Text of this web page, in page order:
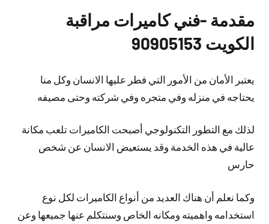
مقدمة -فني كاميرات مراقبة
الكويت 90905153
يعتبر الأمان من الأمور التي فطر عليها الانسان وكل منا
يحتاجه في منزله وفي متجره وفي شركته وحتى مصيفه
لذلك مع التطور التكنولوجي أصبحت الكاميرات تلعب مكانة
عالية في هذه الخدمة وقد يستعيض الانسان عن شخص
حارس
وكما نعلم أن هناك العديد من أنواع الكاميرات لكل نوع
استخدامه واهميته ومكانه الخاص وسنتكلم عنها جميعها وعن